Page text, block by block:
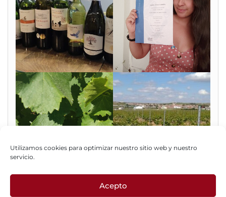
Utilizamos cookies para optimizar nuestro sitio web y nuestro
servicio.
Acepto